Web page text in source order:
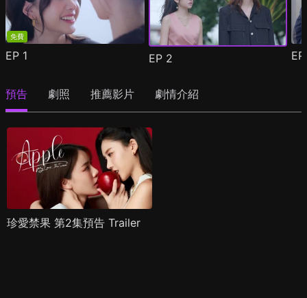
免費
EP 1 EP 2
預告 劇照 推薦影片 劇情介紹
珍愛禁果 第2集預告 Trailer